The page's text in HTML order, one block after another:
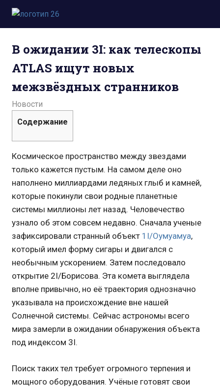
Пропустить
перейти
содержимому
космосе.
фото,
юмор,
база
знаний.
В ожидании 3I: как телескопы
ATLAS ищут новых
межзвёздных странников
17.07.2022
admin
Новости
Содержание
Космическое пространство между звездами
только кажется пустым. На самом деле оно
наполнено миллиардами ледяных глыб и камней,
которые покинули свои родные планетные
системы миллионы лет назад. Человечество
узнало об этом совсем недавно. Сначала ученые
зафиксировали странный объект 1I/Оумуамуа,
который имел форму сигары и двигался с
необычным ускорением. Затем последовало
открытие 2I/Борисова. Эта комета выглядела
вполне привычно, но её траектория однозначно
указывала на происхождение вне нашей
Солнечной системы. Сейчас астрономы всего
мира замерли в ожидании обнаружения объекта
под индексом 3I.
Поиск таких тел требует огромного терпения и
мощного оборудования. Учёные готовят свои